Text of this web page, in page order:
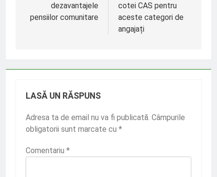
articole
dezavantajele
pensiilor comunitare
cotei CAS pentru
aceste categori de
angajați
LASĂ UN RĂSPUNS
Adresa ta de email nu va fi publicată. Câmpurile
obligatorii sunt marcate cu *
Comentariu *